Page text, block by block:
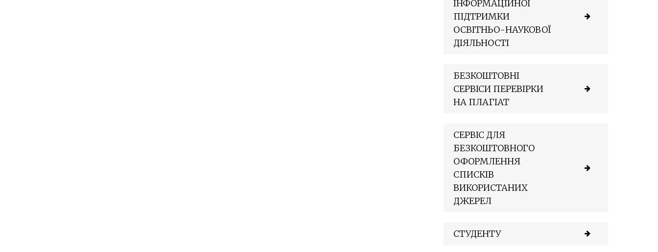
ІНФОРМАЦІЙНОЇ
ПІДТРИМКИ
ОСВІТНЬО-НАУКОВОЇ
ДІЯЛЬНОСТІ
БЕЗКОШТОВНІ
СЕРВІСИ ПЕРЕВІРКИ
НА ПЛАГІАТ
СЕРВІС ДЛЯ
БЕЗКОШТОВНОГО
ОФОРМЛЕННЯ
СПИСКІВ
ВИКОРИСТАНИХ
ДЖЕРЕЛ
СТУДЕНТУ